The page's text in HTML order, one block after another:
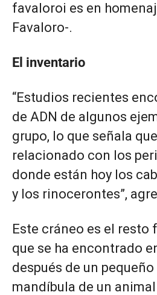
favaloroi es en
Favaloro-.
El inventario
“Estudios recientes
de ADN de algunos
grupo, lo que señala
relacionado con los
donde están hoy los
y los rinocerontes”,
Este cráneo es el resto
que se ha encontrado
después de un
mandíbula de un